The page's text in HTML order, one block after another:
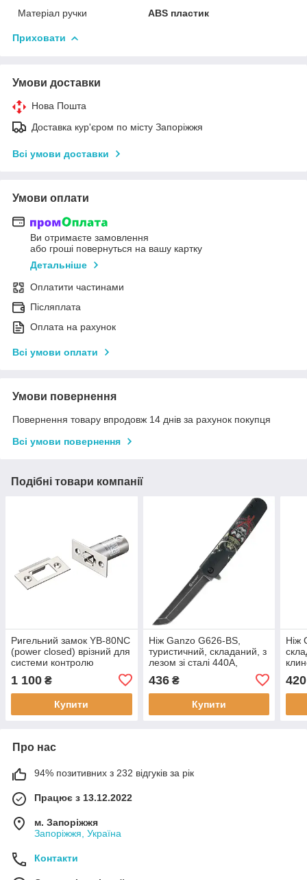
Матеріал ручки
ABS пластик
Приховати
Умови доставки
Нова Пошта
Доставка кур'єром по місту Запоріжжя
Всі умови доставки
Умови оплати
Ви отримаєте замовлення
або гроші повернуться на вашу картку
Детальніше
Оплатити частинами
Післяплата
Оплата на рахунок
Всі умови оплати
Умови повернення
Повернення товару впродовж 14 днів за рахунок покупця
Всі умови повернення
Подібні товари компанії
Ригельний замок YB-80NC
(power closed) врізний для
системи контролю
доступу, сила утримання
300 кг, нержавіюча сталь
1 100 ₴
Купити
Ніж Ganzo G626-BS,
туристичний, складаний, з
лезом зі сталі 440A,
довжина 21,6 см, вага 127
г
436₴
Купити
Ніж
420
Про нас
94% позитивних з 232 відгуків за рік
Працює з 13.12.2022
м. Запоріжжя
Запоріжжя, Україна
Контакти